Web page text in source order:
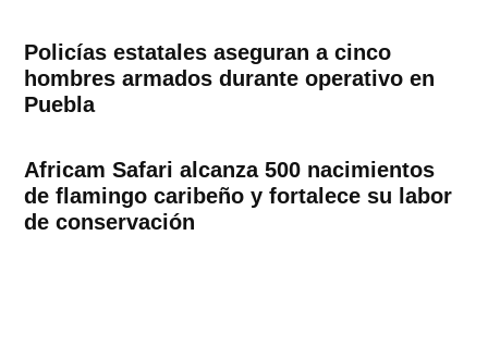
Policías estatales aseguran a cinco
hombres armados durante operativo en
Puebla
Africam Safari alcanza 500 nacimientos
de flamingo caribeño y fortalece su labor
de conservación